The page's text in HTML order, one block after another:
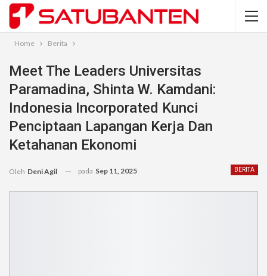
Home Berita
Meet The Leaders Universitas
Paramadina, Shinta W. Kamdani:
Indonesia Incorporated Kunci
Penciptaan Lapangan Kerja Dan
Ketahanan Ekonomi
BERITA
Oleh Deni Agil pada Sep 11, 2025